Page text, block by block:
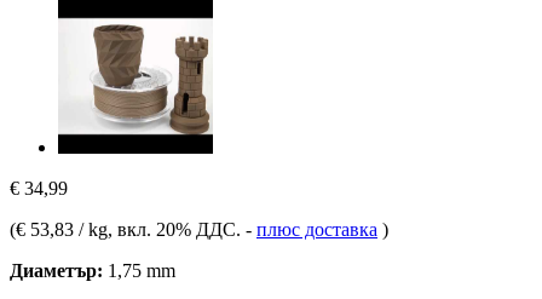
€ 34,99
(€ 53,83 / kg, вкл. 20% ДДС. - плюс доставка )
Диаметър: 1,75 mm